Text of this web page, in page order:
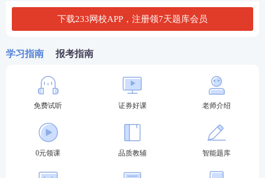
已开具录用通知的大学本
(专)科应届毕业生等人员;
力。
6月证券报名入口：
本次报名入口为中国证券业协会网站
2024年证券
报名入口
，路径为：中国证券业协会网站-从业
人员-考试报名-选择当次证券行业专业人员水平评价
测试，进入网上报名平台。【
详细报名图解流程点此
进入>>】
下载233网校APP，注册领7天题库会员
学习指南 报考指南
免费试听 证券好课 老师介绍
0元领课 品质教辅 智能题库